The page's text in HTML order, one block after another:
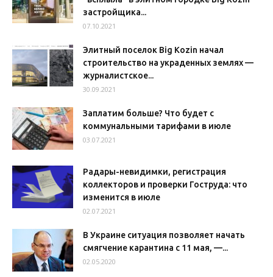
застройщика...
07.10.2021
Элитный поселок Big Kozin начал
строительство на украденных землях —
журналистское...
30.09.2021
Заплатим больше? Что будет с
коммунальными тарифами в июле
03.07.2021
Радары-невидимки, регистрация
коллекторов и проверки Гоструда: что
изменится в июле
02.07.2021
В Украине ситуация позволяет начать
смягчение карантина с 11 мая, —...
02.05.2020